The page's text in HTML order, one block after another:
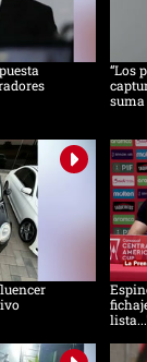
“Los
suma